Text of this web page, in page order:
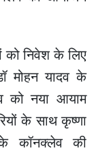
को निवेश के लिए
मोहन यादव के
को नया आयाम
के साथ कृष्णा
कॉनक्लेव की